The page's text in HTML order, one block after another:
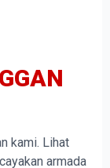
kami. Lihat
armada